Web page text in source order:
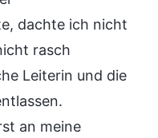
dachte ich nicht
rasch
Leiterin und die
an meine